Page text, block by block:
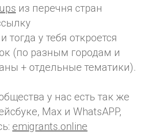
из перечня стран
и тогда у тебя откроется
(по разным городам и
+ отдельные тематики).
у нас есть так же
Max и WhatsAPP,
emigrants.online